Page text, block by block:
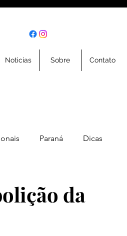
Noticias Sobre Contato
Paraná Dicas
da